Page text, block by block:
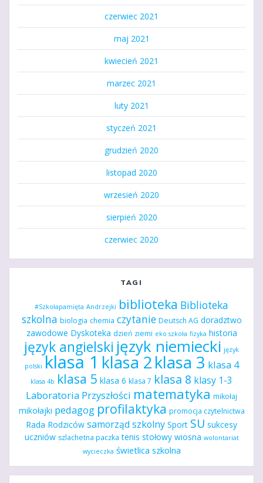
czerwiec 2021
maj 2021
kwiecień 2021
marzec 2021
luty 2021
styczeń 2021
grudzień 2020
listopad 2020
wrzesień 2020
sierpień 2020
czerwiec 2020
TAGI
#Szkołapamięta Andrzejki biblioteka Biblioteka
szkolna biologia chemia czytanie Deutsch AG doradztwo
zawodowe Dyskoteka dzień ziemi eko szkoła fizyka historia
język angielski język niemiecki język
polski klasa 1 klasa 2klasa 3 klasa 4
klasa 4b klasa 5 klasa 6 klasa 7 klasa 8 klasy 1-3
Laboratoria Przyszłości matematyka mikołaj
mikołajki pedagog profilaktyka promocja czytelnictwa
Rada Rodziców samorząd szkolny Sport SU sukcesy
uczniów szlachetna paczka tenis stołowy wiosna wolontariat
wycieczka świetlica szkolna